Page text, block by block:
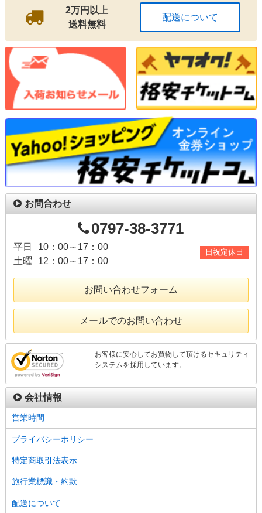
2万円以上
送料無料
配送について
お問合わせ
0797-38-3771
平日
10：00～17：00
土曜
12：00～17：00
日祝定休日
お問い合わせフォーム
メールでのお問い合わせ
お客様に安心してお買物して頂けるセキュリティ
システムを採用しています。
会社情報
営業時間
プライバシーポリシー
特定商取引法表示
旅行業標識・約款
配送について